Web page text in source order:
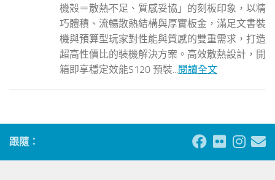
機殼＝散熱不足、質感妥協」的刻板印象，以精
巧體積、流暢散熱結構與厚實板金，滿足文書裝
機與預算型玩家對性能與質感的雙重需求，打造
超高性價比的裝機解決方案。高效散熱設計，開
箱即享穩定效能S120 預裝...閱讀全文
跟隨：